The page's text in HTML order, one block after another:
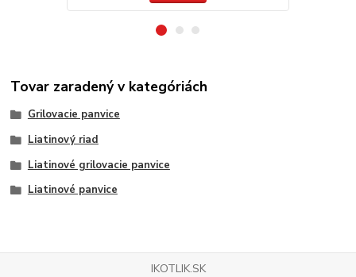
Tovar zaradený v kategóriách
Grilovacie panvice
Liatinový riad
Liatinové grilovacie panvice
Liatinové panvice
IKOTLIK.SK